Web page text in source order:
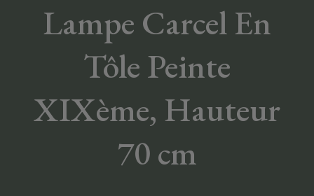
Lampe Carcel En
Tôle Peinte
XIXème, Hauteur
70 cm